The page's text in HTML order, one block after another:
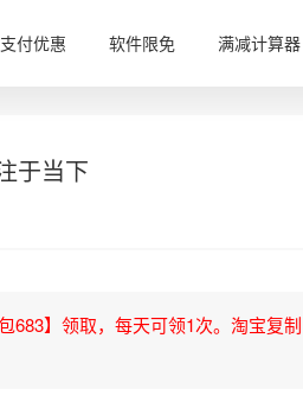
支付优惠 软件限免 满减计算器
于当下
683】领取，每天可领1次。淘宝复